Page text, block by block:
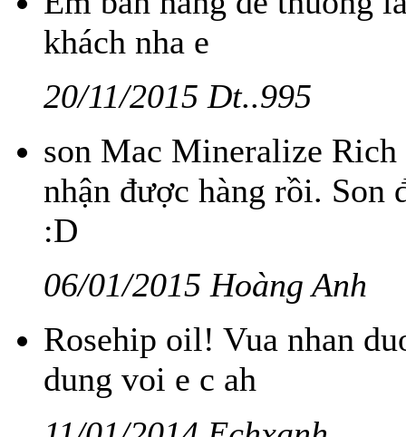
khách nha e
20/11/2015 Dt..995
son Mac Mineralize
nhận được hàng rồi. Son
:D
06/01/2015 Hoàng Anh
Rosehip oil! Vua nhan
dung voi e c ah